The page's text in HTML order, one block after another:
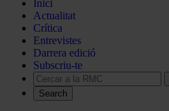
Inici
Actualitat
Crítica
Entrevistes
Darrera edició
Subscriu-te
Search